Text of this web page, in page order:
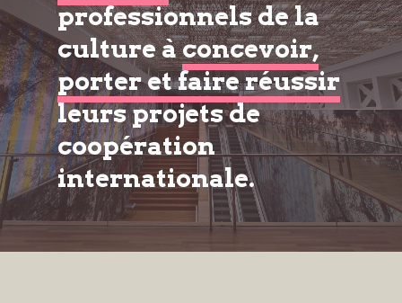
professionnels de la
culture àconcevoir,
porter et faire réussir
leurs projets de
coopération
internationale.